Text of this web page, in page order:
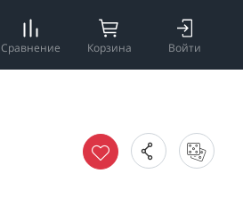
Сравнение Корзина Войти